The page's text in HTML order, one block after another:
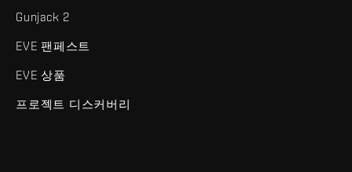
Gunjack 2
EVE 팬페스트
EVE 상품
프로젝트 디스커버리